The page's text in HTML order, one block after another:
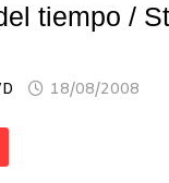
tiempo /
18/08/2008